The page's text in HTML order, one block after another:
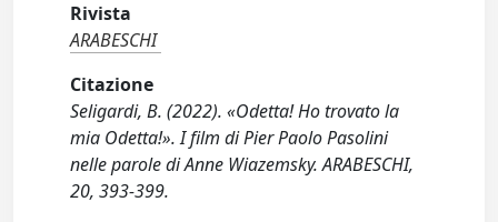
Rivista
ARABESCHI
Citazione
Seligardi, B. (2022). «Odetta! Ho trovato la
mia Odetta!». I film di Pier Paolo Pasolini
nelle parole di Anne Wiazemsky. ARABESCHI,
20, 393-399.